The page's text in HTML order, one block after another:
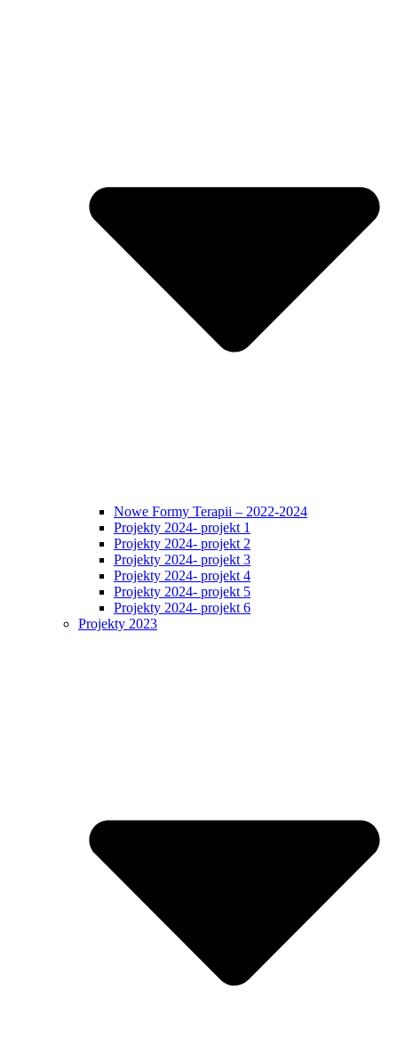
Nowe Formy Terapii – 2022-2024
Projekty 2024- projekt 1
Projekty 2024- projekt 2
Projekty 2024- projekt 3
Projekty 2024- projekt 4
Projekty 2024- projekt 5
Projekty 2024- projekt 6
Projekty 2023